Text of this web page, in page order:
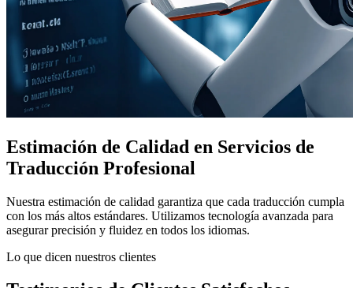
Estimación de Calidad en Servicios de
Traducción Profesional
Nuestra estimación de calidad garantiza que cada traducción cumpla
con los más altos estándares. Utilizamos tecnología avanzada para
asegurar precisión y fluidez en todos los idiomas.
Lo que dicen nuestros clientes